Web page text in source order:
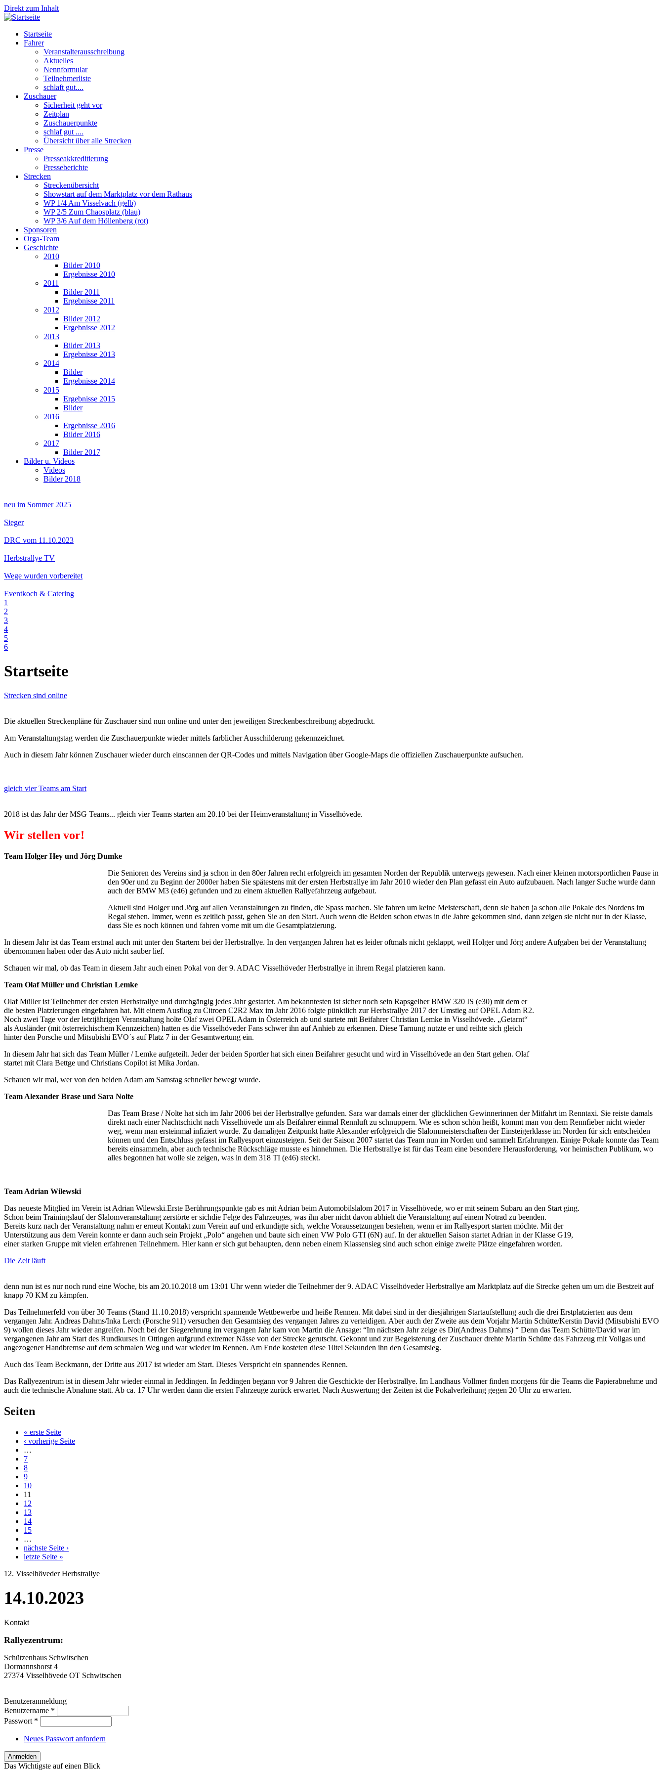
Direkt zum Inhalt
Startseite
Fahrer
Veranstalterausschreibung
Aktuelles
Nennformular
Teilnehmerliste
schlaft gut....
Zuschauer
Sicherheit geht vor
Zeitplan
Zuschauerpunkte
schlaf gut ....
Übersicht über alle Strecken
Presse
Presseakkreditierung
Presseberichte
Strecken
Streckenübersicht
Showstart auf dem Marktplatz vor dem Rathaus
WP 1/4 Am Visselvach (gelb)
WP 2/5 Zum Chaosplatz (blau)
WP 3/6 Auf dem Höllenberg (rot)
Sponsoren
Orga-Team
Geschichte
2010
Bilder 2010
Ergebnisse 2010
2011
Bilder 2011
Ergebnisse 2011
2012
Bilder 2012
Ergebnisse 2012
2013
Bilder 2013
Ergebnisse 2013
2014
Bilder
Ergebnisse 2014
2015
Ergebnisse 2015
Bilder
2016
Ergebnisse 2016
Bilder 2016
2017
Bilder 2017
Bilder u. Videos
Videos
Bilder 2018
neu im Sommer 2025
Sieger
DRC vom 11.10.2023
Herbstrallye TV
Wege wurden vorbereitet
Eventkoch & Catering
1
2
3
4
5
6
Startseite
Strecken sind online
Die aktuellen Streckenpläne für Zuschauer sind nun online und unter den jeweiligen Streckenbeschreibung abgedruckt.
Am Veranstaltungstag werden die Zuschauerpunkte wieder mittels farblicher Ausschilderung gekennzeichnet.
Auch in diesem Jahr können Zuschauer wieder durch einscannen der QR-Codes und mittels Navigation über Google-Maps die offiziellen Zuschauerpunkte aufsuchen.
gleich vier Teams am Start
2018 ist das Jahr der MSG Teams... gleich vier Teams starten am 20.10 bei der Heimveranstaltung in Visselhövede.
Wir stellen vor!
Team Holger Hey und Jörg Dumke
Die Senioren des Vereins sind ja schon in den 80er Jahren recht erfolgreich im gesamten Norden der Republik unterwegs gewesen. Nach einer kleinen motorsportlichen Pause in
den 90er und zu Beginn der 2000er haben Sie spätestens mit der ersten Herbstrallye im Jahr 2010 wieder den Plan gefasst ein Auto aufzubauen. Nach langer Suche wurde dann
auch der BMW M3 (e46) gefunden und zu einem aktuellen Rallyefahrzeug aufgebaut.
Aktuell sind Holger und Jörg auf allen Veranstaltungen zu finden, die Spass machen. Sie fahren um keine Meisterschaft, denn sie haben ja schon alle Pokale des Nordens im
Regal stehen. Immer, wenn es zeitlich passt, gehen Sie an den Start. Auch wenn die Beiden schon etwas in die Jahre gekommen sind, dann zeigen sie nicht nur in der Klasse,
dass Sie es noch können und fahren vorne mit um die Gesamtplatzierung.
In diesem Jahr ist das Team erstmal auch mit unter den Startern bei der Herbstrallye. In den vergangen Jahren hat es leider oftmals nicht geklappt, weil Holger und Jörg andere Aufgaben bei der Veranstaltung
übernommen haben oder das Auto nicht sauber lief.
Schauen wir mal, ob das Team in diesem Jahr auch einen Pokal von der 9. ADAC Visselhöveder Herbstrallye in ihrem Regal platzieren kann.
Team Olaf Müller und Christian Lemke
Olaf Müller ist Teilnehmer der ersten Herbstrallye und durchgängig jedes Jahr gestartet. Am bekanntesten ist sicher noch sein Rapsgelber BMW 320 IS (e30) mit dem er
die besten Platzierungen eingefahren hat. Mit einem Ausflug zu Citroen C2R2 Max im Jahr 2016 folgte pünktlich zur Herbstrallye 2017 der Umstieg auf OPEL Adam R2.
Noch zwei Tage vor der letztjährigen Veranstaltung holte Olaf zwei OPEL Adam in Österreich ab und startete mit Beifahrer Christian Lemke in Visselhövede. „Getarnt“
als Ausländer (mit österreichischem Kennzeichen) hatten es die Visselhöveder Fans schwer ihn auf Anhieb zu erkennen. Diese Tarnung nutzte er und reihte sich gleich
hinter den Porsche und Mitsubishi EVO´s auf Platz 7 in der Gesamtwertung ein.
In diesem Jahr hat sich das Team Müller / Lemke aufgeteilt. Jeder der beiden Sportler hat sich einen Beifahrer gesucht und wird in Visselhövede an den Start gehen. Olaf
startet mit Clara Bettge und Christians Copilot ist Mika Jordan.
Schauen wir mal, wer von den beiden Adam am Samstag schneller bewegt wurde.
Team Alexander Brase und Sara Nolte
Das Team Brase / Nolte hat sich im Jahr 2006 bei der Herbstrallye gefunden. Sara war damals einer der glücklichen Gewinnerinnen der Mitfahrt im Renntaxi. Sie reiste damals
direkt nach einer Nachtschicht nach Visselhövede um als Beifahrer einmal Rennluft zu schnuppern. Wie es schon schön heißt, kommt man von dem Rennfieber nicht wieder
weg, wenn man ersteinmal infiziert wurde. Zu damaligen Zeitpunkt hatte Alexander erfolgreich die Slalommeisterschaften der Einsteigerklasse im Norden für sich entscheiden
können und den Entschluss gefasst im Rallyesport einzusteigen. Seit der Saison 2007 startet das Team nun im Norden und sammelt Erfahrungen. Einige Pokale konnte das Team
bereits einsammeln, aber auch technische Rückschläge musste es hinnehmen. Die Herbstrallye ist für das Team eine besondere Herausforderung, vor heimischen Publikum, wo
alles begonnen hat wolle sie zeigen, was in dem 318 TI (e46) steckt.
Team Adrian Wilewski
Das neueste Mitglied im Verein ist Adrian Wilewski.Erste Berührungspunkte gab es mit Adrian beim Automobilslalom 2017 in Visselhövede, wo er mit seinem Subaru an den Start ging.
Schon beim Trainingslauf der Slalomveranstaltung zerstörte er sichdie Felge des Fahrzeuges, was ihn aber nicht davon abhielt die Veranstaltung auf einem Notrad zu beenden.
Bereits kurz nach der Veranstaltung nahm er erneut Kontakt zum Verein auf und erkundigte sich, welche Voraussetzungen bestehen, wenn er im Rallyesport starten möchte. Mit der
Unterstützung aus dem Verein konnte er dann auch sein Projekt „Polo“ angehen und baute sich einen VW Polo GTI (6N) auf. In der aktuellen Saison startet Adrian in der Klasse G19,
einer starken Gruppe mit vielen erfahrenen Teilnehmern. Hier kann er sich gut behaupten, denn neben einem Klassensieg sind auch schon einige zweite Plätze eingefahren worden.
Die Zeit läuft
denn nun ist es nur noch rund eine Woche, bis am 20.10.2018 um 13:01 Uhr wenn wieder die Teilnehmer der 9. ADAC Visselhöveder Herbstrallye am Marktplatz auf die Strecke gehen um um die Bestzeit auf
knapp 70 KM zu kämpfen.
Das Teilnehmerfeld von über 30 Teams (Stand 11.10.2018) verspricht spannende Wettbewerbe und heiße Rennen. Mit dabei sind in der diesjährigen Startaufstellung auch die drei Erstplatzierten aus dem
vergangen Jahr. Andreas Dahms/Inka Lerch (Porsche 911) versuchen den Gesamtsieg des vergangen Jahres zu verteidigen. Aber auch der Zweite aus dem Vorjahr Martin Schütte/Kerstin David (Mitsubishi EVO
9) wollen dieses Jahr wieder angreifen. Noch bei der Siegerehrung im vergangen Jahr kam von Martin die Ansage: “Im nächsten Jahr zeige es Dir(Andreas Dahms) “ Denn das Team Schütte/David war im
vergangenen Jahr am Start des Rundkurses in Ottingen aufgrund extremer Nässe von der Strecke gerutscht. Gekonnt und zur Begeisterung der Zuschauer drehte Martin Schütte das Fahrzeug mit Vollgas und
angezogener Handbremse auf dem schmalen Weg und war wieder im Rennen. Am Ende kosteten diese 10tel Sekunden ihn den Gesamtsieg.
Auch das Team Beckmann, der Dritte aus 2017 ist wieder am Start. Dieses Verspricht ein spannendes Rennen.
Das Rallyezentrum ist in diesem Jahr wieder einmal in Jeddingen. In Jeddingen begann vor 9 Jahren die Geschickte der Herbstrallye. Im Landhaus Vollmer finden morgens für die Teams die Papierabnehme und
auch die technische Abnahme statt. Ab ca. 17 Uhr werden dann die ersten Fahrzeuge zurück erwartet. Nach Auswertung der Zeiten ist die Pokalverleihung gegen 20 Uhr zu erwarten.
Seiten
« erste Seite
‹ vorherige Seite
…
7
8
9
10
11
12
13
14
15
…
nächste Seite ›
letzte Seite »
12. Visselhöveder Herbstrallye
14.10.2023
Kontakt
Rallyezentrum:
Schützenhaus Schwitschen
Dormannshorst 4
27374 Visselhövede OT Schwitschen
Benutzeranmeldung
Benutzername *
Passwort *
Neues Passwort anfordern
Das Wichtigste auf einen Blick